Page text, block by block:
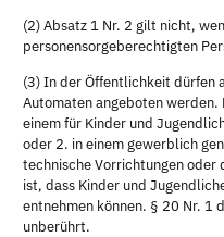
(2) Absatz 1 Nr. 2 gilt nicht,
personensorgeberechtigten
(3) In der Öffentlichkeit dürfen
Automaten angeboten
einem für Kinder und
oder 2. in einem gewerblich
technische Vorrichtungen
ist, dass Kinder und
entnehmen können. § 20 Nr. 1
unberührt.